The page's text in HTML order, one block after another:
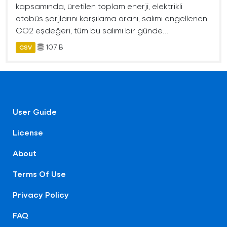
kapsamında, üretilen toplam enerji, elektrikli
otobüs şarjlarını karşılama oranı, salımı engellenen
CO2 eşdeğeri, tüm bu salımı bir günde...
CSV 107 B
User Guide
License
About
Terms Of Use
Privacy Policy
FAQ